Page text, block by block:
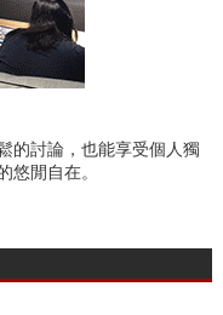
的討論，也能享受個人獨
悠閒自在。